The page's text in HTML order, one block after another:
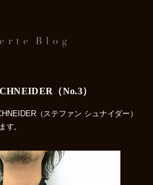
（No.3）
（ステファン シュナイダー）
す。